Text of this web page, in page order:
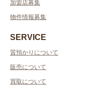
加盟店募集
物件情報募集
SERVICE
質預かりについて
販売について
買取について